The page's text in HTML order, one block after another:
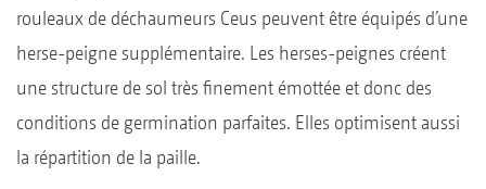
rouleaux de déchaumeurs Ceus peuvent être équipés d’une
herse-peigne supplémentaire. Les herses-peignes créent
une structure de sol très finement émottée et donc des
conditions de germination parfaites. Elles optimisent aussi
la répartition de la paille.